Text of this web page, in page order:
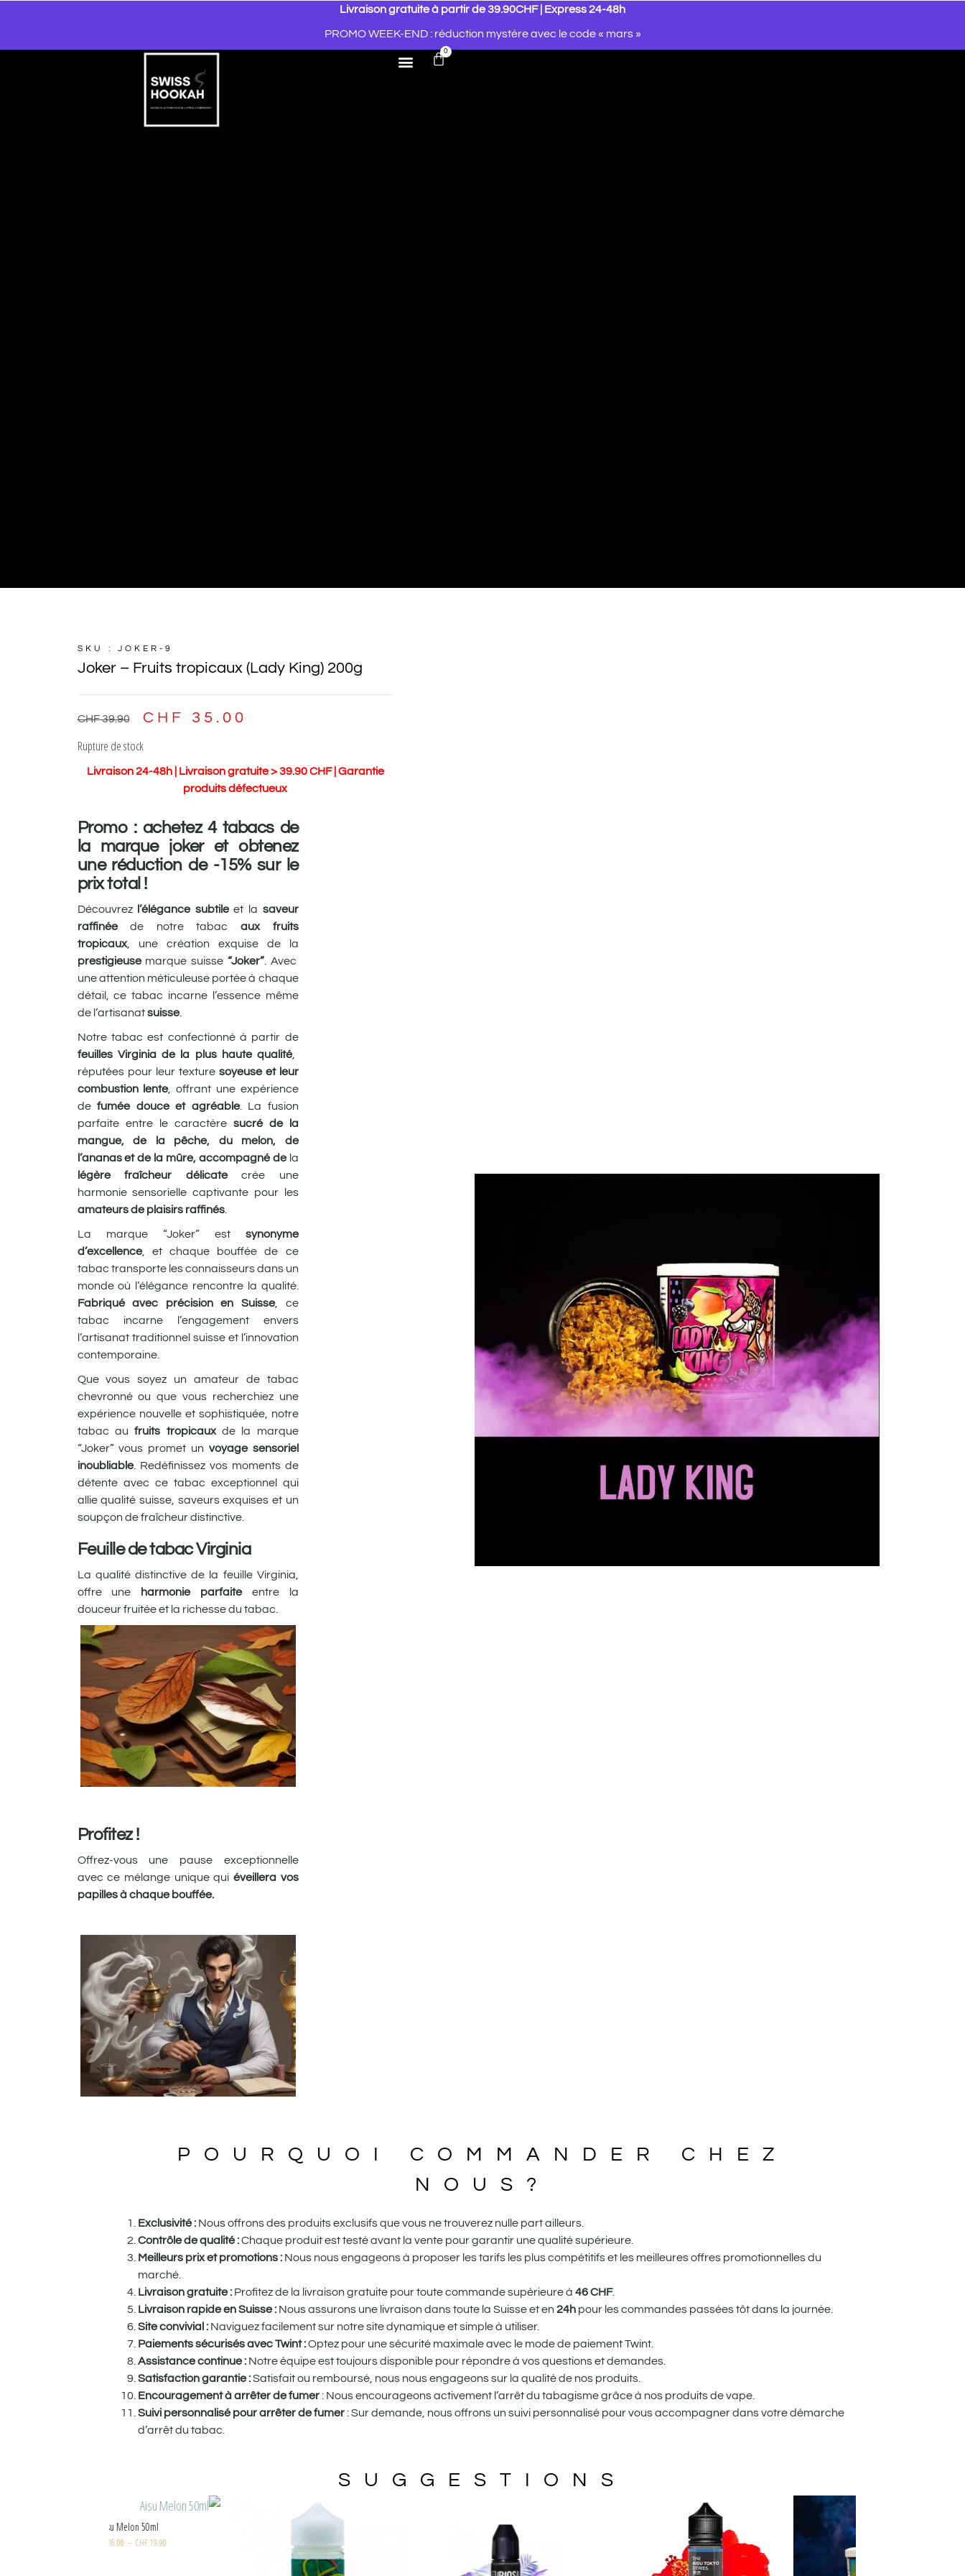
Livraison gratuite à partir de 39.90CHF | Express 24-48h
PROMO WEEK-END : réduction mystère avec le code « mars »
0
SKU : JOKER-9
Joker – Fruits tropicaux (Lady King) 200g
CHF39.90 CHF
35.00
Rupture de stock
Livraison 24-48h | Livraison gratuite > 39.90 CHF | Garantie
produits défectueux
Promo : achetez 4 tabacs de
la marque joker et obtenez
une réduction de -15% sur le
prix total !
Découvrezl’élégance subtileet la saveur
raffinéede notre tabacaux fruits
tropicaux, une création exquise de la
prestigieusemarque suisse“Joker” . Avec
une attention méticuleuse portée à chaque
détail, ce tabac incarne l’essence même
de l’artisanatsuisse.
Notre tabac est confectionné à partir de
feuilles Virginia de la plus haute qualité,
réputées pour leur texture soyeuse et leur
combustion lente, offrant une expérience
defumée douce et agréable. La fusion
parfaite entre le caractèresucré de la
mangue, de la pêche, du melon, de
l’ananas et de la mûre, accompagné dela
légère
fraîcheur délicatecrée une
harmonie sensorielle captivante pour les
amateurs de plaisirs raffinés.
La marque “Joker” est synonyme
d’excellence, et chaque bouffée de ce
tabac transporte les connaisseurs dans un
monde où l’élégance rencontre la qualité.
Fabriqué avec précision en Suisse, ce
tabac incarne l’engagement envers
l’artisanat traditionnel suisse et l’innovation
contemporaine.
Que vous soyez un amateur de tabac
chevronné ou que vous recherchiez une
expérience nouvelle et sophistiquée, notre
tabac au fruits tropicauxde la marque
“Joker” vous promet un voyage sensoriel
inoubliable. Redéfinissez vos moments de
détente avec ce tabac exceptionnel qui
allie qualité suisse, saveurs exquises et un
soupçon de fraîcheur distinctive.
Feuille de tabac Virginia
La qualité distinctive de la feuille Virginia,
offre une harmonie parfaiteentre la
douceur fruitée et la richesse du tabac.
Profitez !
Offrez-vous une pause exceptionnelle
avec ce mélange unique qui éveillera vos
papilles à chaque bouffée.
POURQUOI COMMANDER CHEZ
NOUS?
Exclusivité : Nous offrons des produits exclusifs que vous ne trouverez nulle part ailleurs.
Contrôle de qualité :Chaque produit est testé avant la vente pour garantir une qualité supérieure.
Meilleurs prix et promotions : Nous nous engageons à proposer les tarifs les plus compétitifs et les meilleures offres promotionnelles du
marché.
Livraison gratuite : Profitez de la livraison gratuite pour toute commande supérieure à 46CHF.
Livraison rapide en Suisse : Nous assurons une livraison dans toute la Suisse et en 24h pour les commandes passées tôt dans la journée.
Site convivial : Naviguez facilement sur notre site dynamique et simple à utiliser.
Paiements sécurisés avec Twint :Optez pour une sécurité maximale avec le mode de paiement Twint.
Assistance continue : Notre équipe est toujours disponible pour répondre à vos questions et demandes.
Satisfaction garantie :Satisfait ou remboursé, nous nous engageons sur la qualité de nos produits.
Encouragement à arrêter de fumer: Nous encourageons activement l’arrêt du tabagisme grâce à nos produits de vape.
Suivi personnalisé pour arrêter de fumer: Sur demande, nous offrons un suivi personnalisé pour vous accompagner dans votre démarche
d’arrêt du tabac.
SUGGESTIONS
CHF